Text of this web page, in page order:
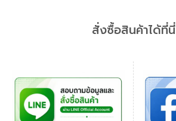
สั่งซื้อสินค้าได้ที่นี่